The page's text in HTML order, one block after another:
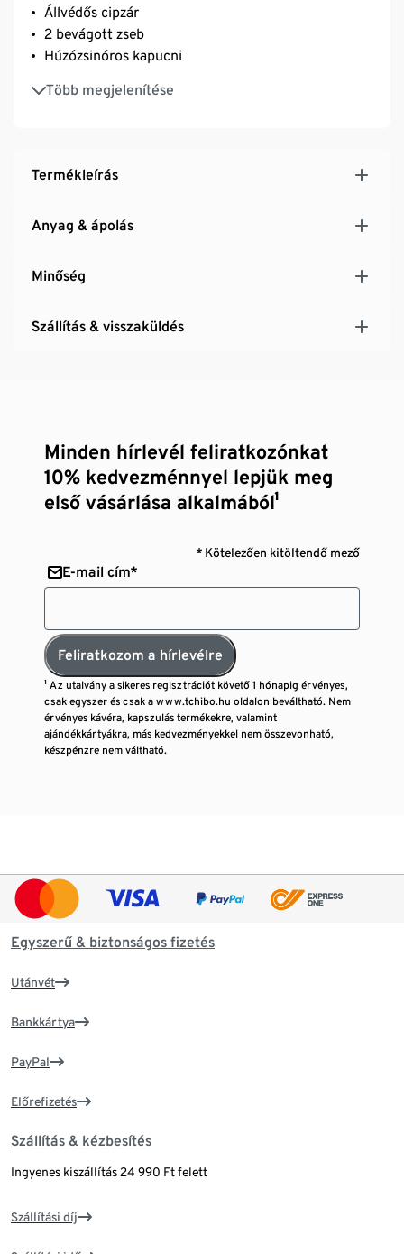
Állvédős cipzár
2 bevágott zseb
Húzózsinóros kapucni
Több megjelenítése
Támogatja a Cotton made in Africa kezdeményezést
Ez a szabadidőnadrág támogatja a termelőket.
Termékleírás
Anyag & ápolás
Minőség
Szállítás & visszaküldés
Minden hírlevél feliratkozónkat
10% kedvezménnyel lepjük meg
első vásárlása alkalmából¹
* Kötelezően kitöltendő mező
E-mail cím*
Feliratkozom a hírlevélre
¹ Az utalvány a sikeres regisztrációt követő 1 hónapig érvényes,
csak egyszer és csak a www.tchibo.hu oldalon beváltható. Nem
érvényes kávéra, kapszulás termékekre, valamint
ajándékkártyákra, más kedvezményekkel nem összevonható,
készpénzre nem váltható.
Egyszerű & biztonságos fizetés
Utánvét
Bankkártya
PayPal
Előrefizetés
Szállítás & kézbesítés
Ingyenes kiszállítás 24 990 Ft felett
Szállítási díj